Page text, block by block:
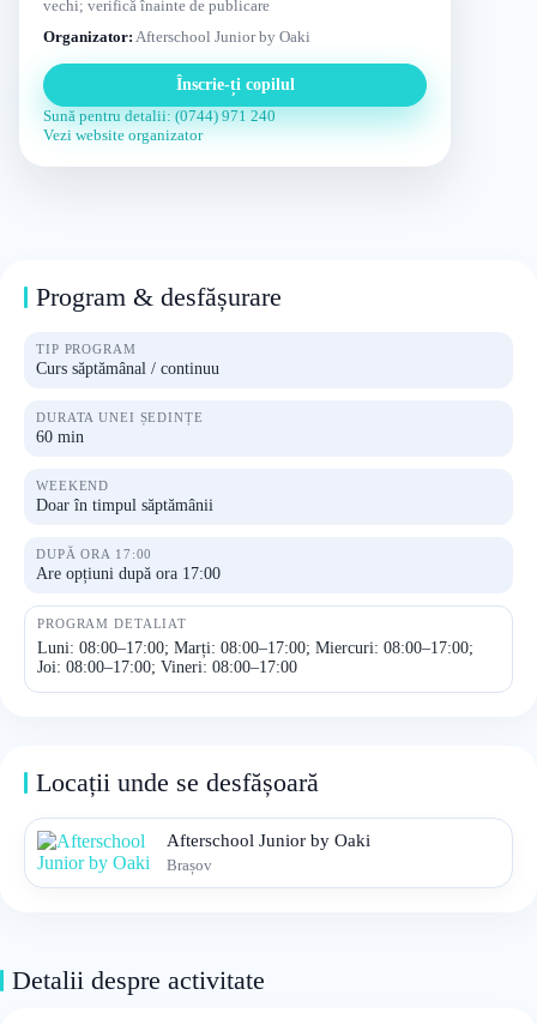
vechi; verifică înainte de publicare
Organizator: Afterschool Junior by Oaki
Înscrie-ți copilul
Sună pentru detalii: (0744) 971 240
Vezi website organizator
Program & desfășurare
TIP PROGRAM
Curs săptămânal / continuu
DURATA UNEI ȘEDINȚE
60 min
WEEKEND
Doar în timpul săptămânii
DUPĂ ORA 17:00
Are opțiuni după ora 17:00
PROGRAM DETALIAT
Luni: 08:00–17:00; Marți: 08:00–17:00; Miercuri: 08:00–17:00;
Joi: 08:00–17:00; Vineri: 08:00–17:00
Locații unde se desfășoară
Afterschool Junior by Oaki
Brașov
Detalii despre activitate